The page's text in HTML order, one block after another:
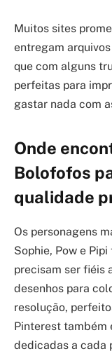
Muitos sites
entregam
que com alguns
perfeitas para
gastar nada com
Onde
Bolofofos
qualidade
Os personagens
Sophie, Pow e
precisam ser fiéis
desenhos para
resolução,
Pinterest também
dedicadas a cada